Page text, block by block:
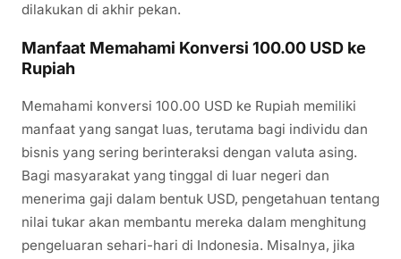
dilakukan di akhir pekan.
Manfaat Memahami Konversi 100.00 USD ke
Rupiah
Memahami konversi 100.00 USD ke Rupiah memiliki
manfaat yang sangat luas, terutama bagi individu dan
bisnis yang sering berinteraksi dengan valuta asing.
Bagi masyarakat yang tinggal di luar negeri dan
menerima gaji dalam bentuk USD, pengetahuan tentang
nilai tukar akan membantu mereka dalam menghitung
pengeluaran sehari-hari di Indonesia. Misalnya, jika